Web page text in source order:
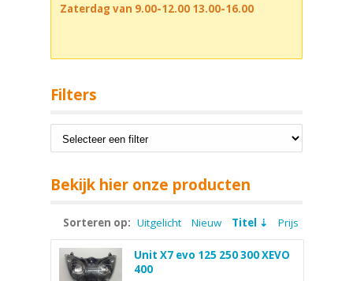
Zaterdag van 9.00-12.00 13.00-16.00
Filters
Bekijk hier onze producten
Sorteren op: Uitgelicht Nieuw Titel Prijs
Unit X7 evo 125 250 300 XEVO
400